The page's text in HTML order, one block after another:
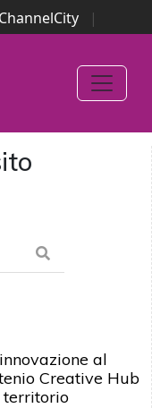
ChannelCity
|
| Italian Channel
Italian Security
al
Creative Hub